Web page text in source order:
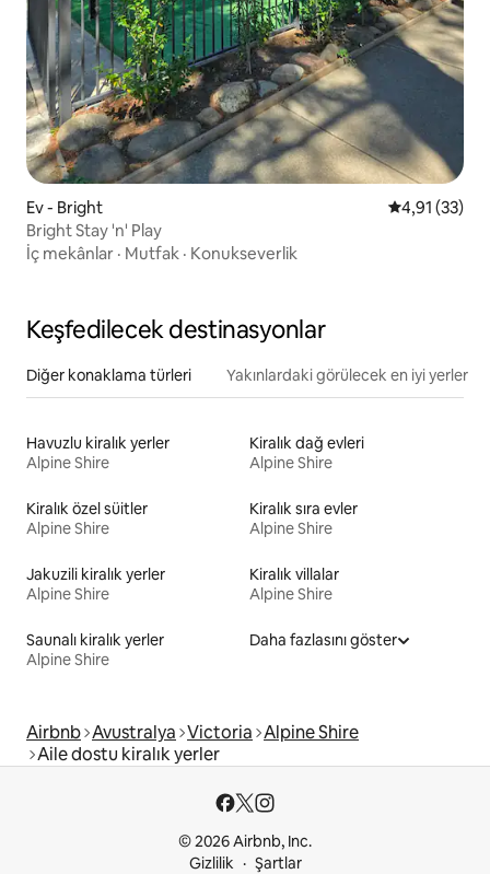
Ev - Bright 5 üzerinden
4,91 (33)
Bright Stay 'n' Play
İç mekânlar · Mutfak · Konukseverlik
Keşfedilecek destinasyonlar
Diğer konaklama türleri Yakınlardaki görülecek en iyi yerler
Havuzlu kiralık yerler
Alpine Shire
Kiralık dağ evleri
Alpine Shire
Kiralık özel süitler
Alpine Shire
Kiralık sıra evler
Alpine Shire
Jakuzili kiralık yerler
Alpine Shire
Kiralık villalar
Alpine Shire
Saunalı kiralık yerler
Alpine Shire
Daha fazlasını göster
Airbnb Avustralya Victoria Alpine Shire
Aile dostu kiralık yerler
© 2026 Airbnb, Inc.
Gizlilik
Şartlar